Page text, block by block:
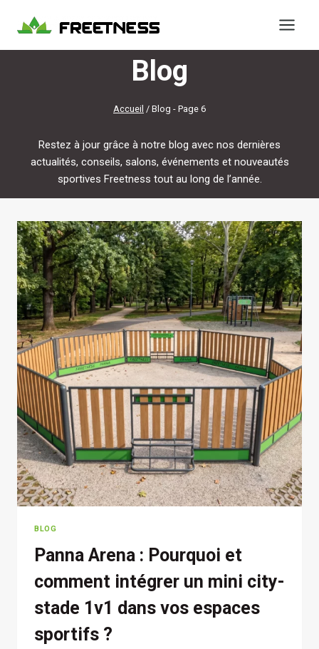
Blog
Accueil / Blog - Page 6
Restez à jour grâce à notre blog avec nos dernières
actualités, conseils, salons, événements et nouveautés
sportives Freetness tout au long de l’année.
BLOG
Panna Arena : Pourquoi et
comment intégrer un mini city-
stade 1v1 dans vos espaces
sportifs ?